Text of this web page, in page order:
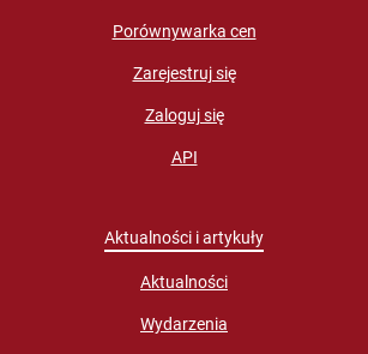
Porównywarka cen
Zarejestruj się
Zaloguj się
API
Aktualności i artykuły
Aktualności
Wydarzenia